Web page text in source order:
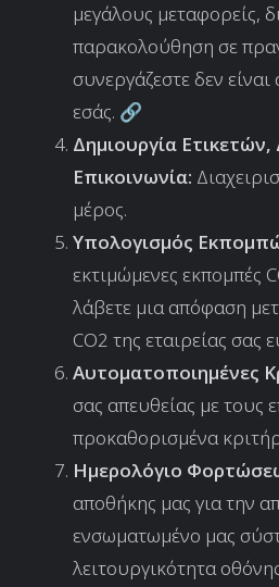
μεγάλους μεταφορείς,
παρακολούθηση σε
συνεργάζεστε δεν
εσάς. 🔗
Δημιουργία
Επικοινωνία:
μέρος.
Υπολογισμός
εκτιμώμενες εκπομπές
λάβετε μια απόφαση
CO2 της εταιρείας σας
Αυτοματοποιημένες
σας απευθείας με τους
προκαθορισμένα
Ημερολόγιο
αποθήκης μας για την
ενσωματωμένο μας
λειτουργικότητα